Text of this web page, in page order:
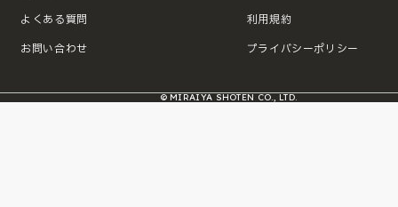
よくある質問
お問い合わせ
利用規約
プライバシーポリシー
© MIRAIYA SHOTEN CO., LTD.